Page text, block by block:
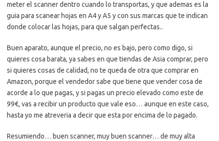
meter el scanner dentro cuando lo transportas, y que ademas es la
guia para scanear hojas en A4 y A5 y con sus marcas que te indican
donde colocar las hojas, para que salgan perfectas..
Buen aparato, aunque el precio, no es bajo, pero como digo, si
quieres cosa barata, ya sabes en que tiendas de Asia comprar, pero
si quieres cosas de calidad, no te queda de otra que comprar en
Amazon, porque el vendedor sabe que tiene que vender cosa de
acorde a lo que pagas, y si pagas un precio elevado como este de
99€, vas a recibir un producto que vale eso… aunque en este caso,
hasta yo me atreveria a decir que esta por encima de lo pagado.
Resumiendo… buen scanner, muy buen scanner… de muy alta